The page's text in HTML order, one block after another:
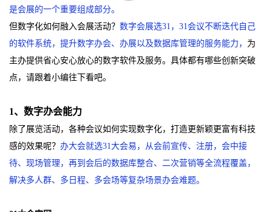
是会展的一个重要组成部分。
但数字化如何融入会展活动？ 数字会展选31，31会议不断迭代自己
的软件系统，提升数字办会、办展以及数据库管理的服务能力， 为
主办提供省心安心放心的数字软件及服务。具体都有哪些创新突破
点，请跟着小编往下看吧。
1、 数字办会能力
除了展览活动，各种会议如何实现数字化，打造更新颖更富有科技
感的效果呢？ 办大会就选31大会易，从会前宣传、注册，会中接
待、现场管理，再到会后的数据库整合、二次营销等全流程覆盖，
解决多人群、多日程、多会场等复杂场景办会难题。